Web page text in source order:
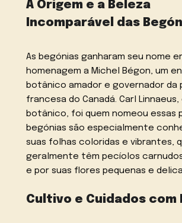
A Origem e a Beleza
Incomparável das
As begónias ganharam seu nome
homenagem a Michel Bégon, um
botânico amador e governador da
francesa do Canadá. Carl
botânico, foi quem nomeou essas
begónias são especialmente
suas folhas coloridas e vibrantes,
geralmente têm pecíolos
e por suas flores pequenas e
Cultivo e Cuidados com